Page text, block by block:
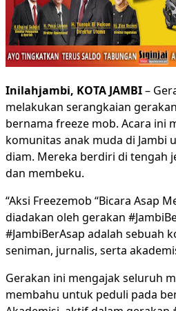
Inilahjambi, KOTA JAMBI–
melakukan serangkaian
bernama freeze mob. Acara ini
komunitas anak muda di Jambi
diam. Mereka berdiri di tengah
dan membeku.
“Aksi Freezemob “Bicara Asap
diadakan oleh gerakan
#JambiBerAsap adalah sebuah
seniman, jurnalis, serta
Gerakan ini mengajak seluruh
membahu untuk peduli pada